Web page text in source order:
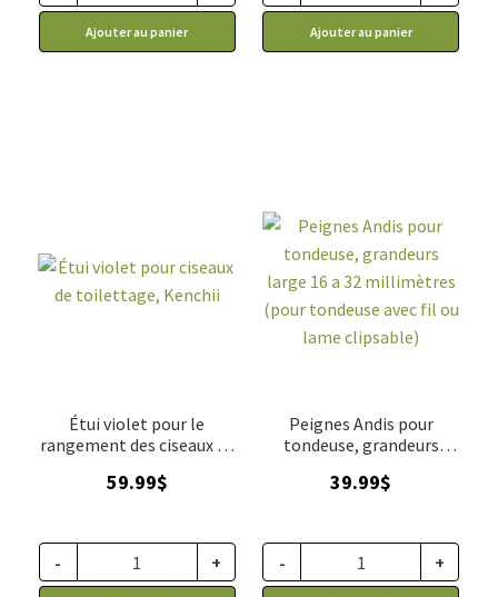
Ajouter au panier Ajouter au panier
Étui violet pour le
rangement des ciseaux de
59.99$
- +
Peignes Andis pour
tondeuse, grandeurs
(pour tondeuse avec fil ou
39.99$
- +